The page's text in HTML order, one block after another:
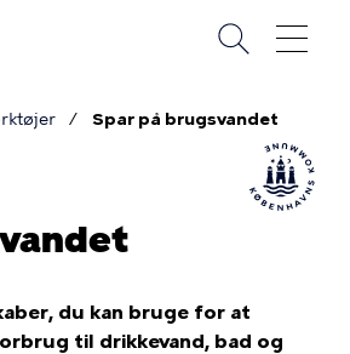
Spar på brugsvandet
du kan bruge for at
til drikkevand, bad og